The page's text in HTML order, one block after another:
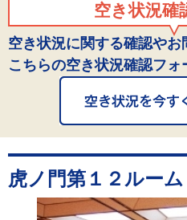
空き状況確
空き状況に関する確認やお
こちらの空き状況確認フォ
虎ノ門第１２ルーム